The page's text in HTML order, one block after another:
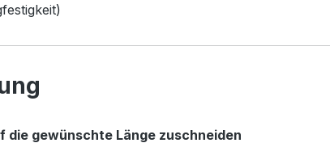
die gewünschte Länge zuschneiden